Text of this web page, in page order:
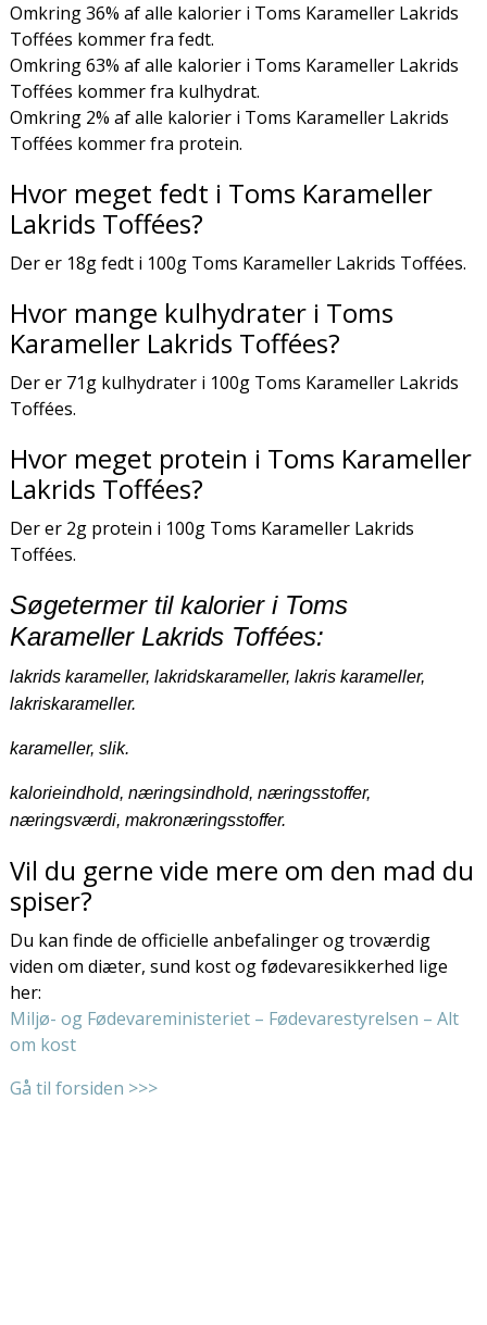
Omkring 36% af alle kalorier i Toms Karameller Lakrids
Toffées kommer fra fedt.
Omkring 63% af alle kalorier i Toms Karameller Lakrids
Toffées kommer fra kulhydrat.
Omkring 2% af alle kalorier i Toms Karameller Lakrids
Toffées kommer fra protein.
Hvor meget fedt i Toms Karameller
Lakrids Toffées?
Der er 18g fedt i 100g Toms Karameller Lakrids Toffées.
Hvor mange kulhydrater i Toms
Karameller Lakrids Toffées?
Der er 71g kulhydrater i 100g Toms Karameller Lakrids
Toffées.
Hvor meget protein i Toms Karameller
Lakrids Toffées?
Der er 2g protein i 100g Toms Karameller Lakrids
Toffées.
Søgetermer til kalorier i Toms
Karameller Lakrids Toffées:
lakrids karameller, lakridskarameller, lakris karameller,
lakriskarameller.
karameller, slik.
kalorieindhold, næringsindhold, næringsstoffer,
næringsværdi, makronæringsstoffer.
Vil du gerne vide mere om den mad du
spiser?
Du kan finde de officielle anbefalinger og troværdig
viden om diæter, sund kost og fødevaresikkerhed lige
her:
Miljø- og Fødevareministeriet – Fødevarestyrelsen – Alt
om kost
Gå til forsiden >>>